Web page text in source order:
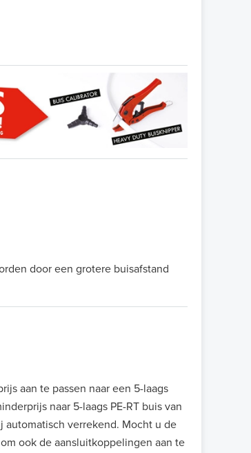
door een grotere buisafstand
aan te passen naar een 5-laags
naar 5-laags PE-RT buis van
automatisch verrekend. Mocht u de
ook de aansluitkoppelingen aan te